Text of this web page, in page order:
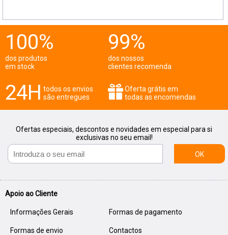
100%
dos produtos
em stock
99%
dos nossos
clientes recomenda
24H todos os envios
são entregues
Oferta grátis em
todas as encomendas
Ofertas especiais, descontos e novidades em especial para si
exclusivas no seu email!
OK
Apoio ao Cliente
Informações Gerais Formas de pagamento
Formas de envio Contactos